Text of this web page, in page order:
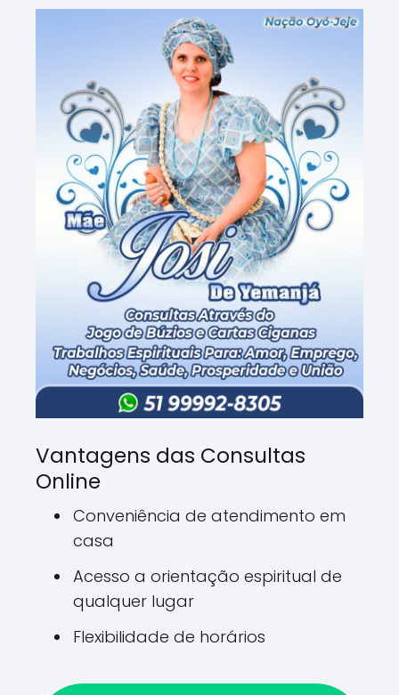
Vantagens das Consultas
Online
Conveniência de atendimento em
casa
Acesso a orientação espiritual de
qualquer lugar
Flexibilidade de horários